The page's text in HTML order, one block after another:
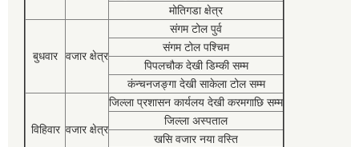
मोतिगडा क्षेत्र
बुधवार वजार क्षेत्र
संगम टोल पुर्व
संगम टोल पश्चिम
पिपलचौक देखी डिम्की सम्म
कंन्चनजङ्गा देखी साकेला टोल सम्म
विहिवार वजार क्षेत्र
जिल्ला प्रशासन कार्यलय देखी करमगाछि सम्म
जिल्ला अस्पताल
खसि वजार नया वस्ति